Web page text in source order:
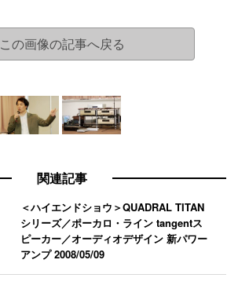
この画像の記事へ戻る
関連記事
＜ハイエンドショウ＞QUADRAL TITAN
シリーズ／ポーカロ・ライン tangentス
ピーカー／オーディオデザイン 新パワー
アンプ2008/05/09